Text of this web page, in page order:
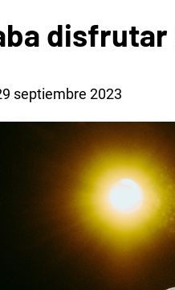
disfrutar
septiembre 2023